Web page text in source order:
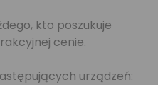
kto poszukuje
cenie.
urządzeń: